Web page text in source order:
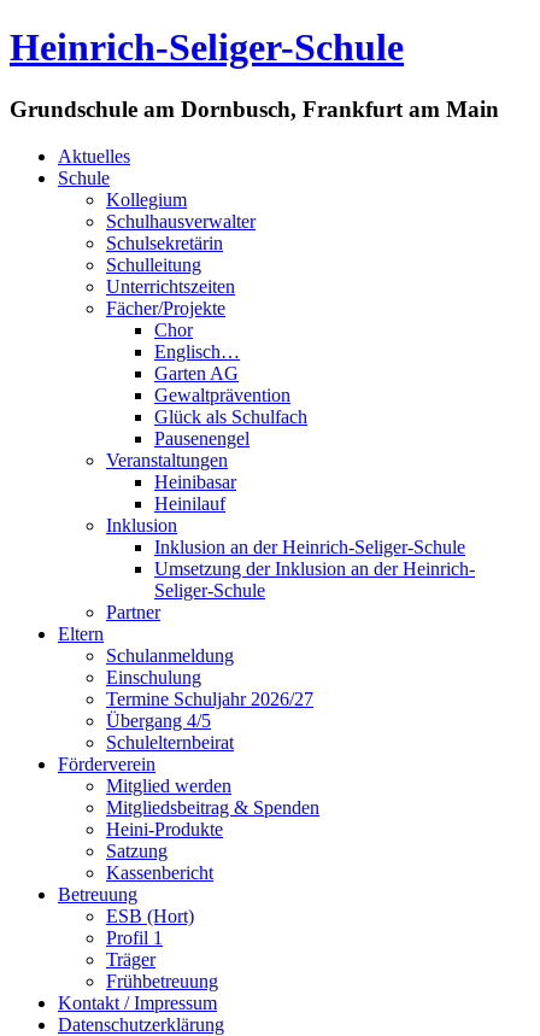
Heinrich-Seliger-Schule
Grundschule am Dornbusch, Frankfurt am Main
Aktuelles
Schule
Kollegium
Schulhausverwalter
Schulsekretärin
Schulleitung
Unterrichtszeiten
Fächer/Projekte
Chor
Englisch…
Garten AG
Gewaltprävention
Glück als Schulfach
Pausenengel
Veranstaltungen
Heinibasar
Heinilauf
Inklusion
Inklusion an der Heinrich-Seliger-Schule
Umsetzung der Inklusion an der Heinrich-
Seliger-Schule
Partner
Eltern
Schulanmeldung
Einschulung
Termine Schuljahr 2026/27
Übergang 4/5
Schulelternbeirat
Förderverein
Mitglied werden
Mitgliedsbeitrag & Spenden
Heini-Produkte
Satzung
Kassenbericht
Betreuung
ESB (Hort)
Profil 1
Träger
Frühbetreuung
Kontakt / Impressum
Datenschutzerklärung